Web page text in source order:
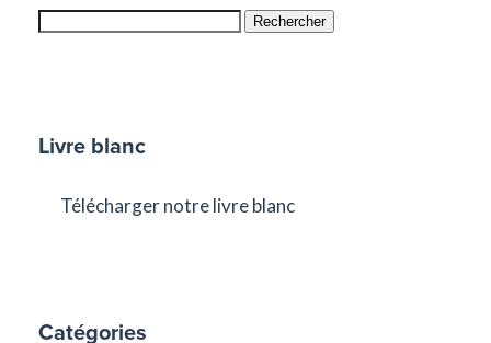
Rechercher
Livre blanc
Télécharger notre livre blanc
Catégories